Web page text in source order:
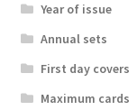
Year of issue
Аnnual sets
First day covers
Maximum cards